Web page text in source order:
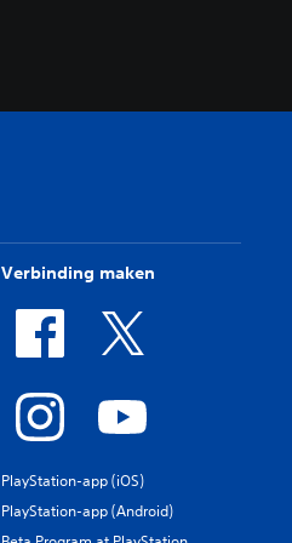
Verbinding maken
PlayStation-app (iOS)
PlayStation-app (Android)